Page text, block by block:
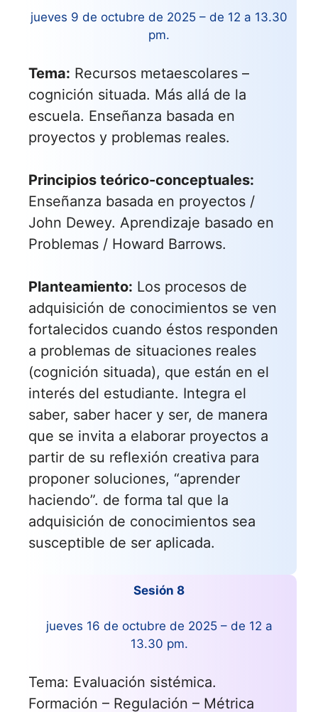
jueves 9 de octubre de 2025 – de 12 a 13.30
pm.
Tema: Recursos metaescolares –
cognición situada. Más allá de la
escuela. Enseñanza basada en
proyectos y problemas reales.
Principios teórico-conceptuales:
Enseñanza basada en proyectos /
John Dewey. Aprendizaje basado en
Problemas / Howard Barrows.
Planteamiento: Los procesos de
adquisición de conocimientos se ven
fortalecidos cuando éstos responden
a problemas de situaciones reales
(cognición situada), que están en el
interés del estudiante. Integra el
saber, saber hacer y ser, de manera
que se invita a elaborar proyectos a
partir de su reflexión creativa para
proponer soluciones, “aprender
haciendo”. de forma tal que la
adquisición de conocimientos sea
susceptible de ser aplicada.
Sesión 8
jueves 16 de octubre de 2025 – de 12 a
13.30 pm.
Tema: Evaluación sistémica.
Formación – Regulación – Métrica